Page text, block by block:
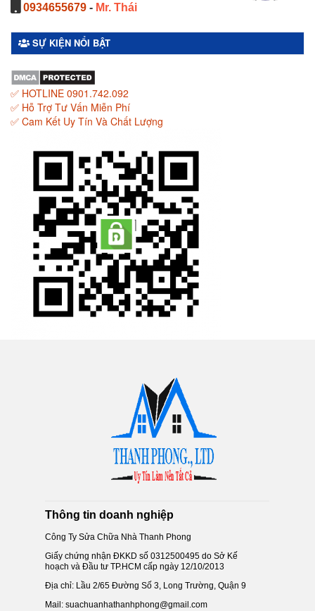
0934655679 - Mr. Thái
SỰ KIỆN NỔI BẬT
✅ HOTLINE 0901.742.092
✅ Hỗ Trợ Tư Vấn Miễn Phí
✅ Cam Kết Uy Tín Và Chất Lượng
Thông tin doanh nghiệp
Công Ty Sửa Chữa Nhà Thanh Phong
Giấy chứng nhận ĐKKD số 0312500495 do Sở Kế
hoạch và Đầu tư TP.HCM cấp ngày 12/10/2013
Địa chỉ: Lầu 2/65 Đường Số 3, Long Trường, Quận 9
Mail: suachuanhathanhphong@gmail.com